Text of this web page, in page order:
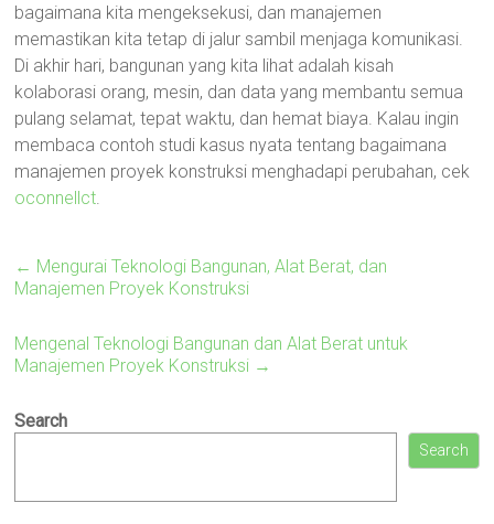
bagaimana kita mengeksekusi, dan manajemen
memastikan kita tetap di jalur sambil menjaga komunikasi.
Di akhir hari, bangunan yang kita lihat adalah kisah
kolaborasi orang, mesin, dan data yang membantu semua
pulang selamat, tepat waktu, dan hemat biaya. Kalau ingin
membaca contoh studi kasus nyata tentang bagaimana
manajemen proyek konstruksi menghadapi perubahan, cek
oconnellct.
← Mengurai Teknologi Bangunan, Alat Berat, dan
Manajemen Proyek Konstruksi
Mengenal Teknologi Bangunan dan Alat Berat untuk
Manajemen Proyek Konstruksi →
Search
Search